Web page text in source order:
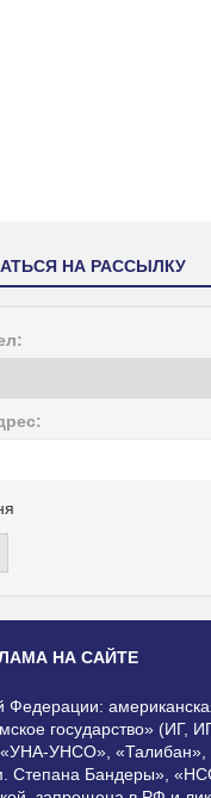
НА РАССЫЛКУ
НА САЙТЕ
Федерации:
государство»
УНСО», «Талибан»,
Степана Бандеры»,